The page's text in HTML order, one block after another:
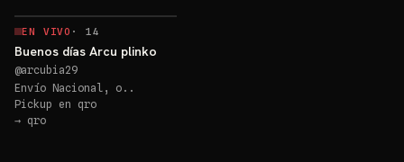
EN VIVO · 14
Buenos días Arcu plinko
@arcubia29
Envío Nacional, o..
Pickup en qro
→ qro